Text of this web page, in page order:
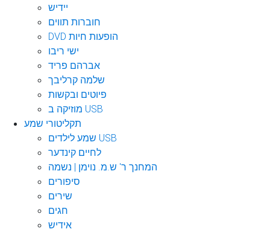
יידיש
חוברות תווים
DVD הופעות חיות
ישי ריבו
אברהם פריד
שלמה קרליבך
פיוטים ובקשות
מוזיקה ב USB
תקליטורי שמע
שמע לילדים USB
לחיים קינדער
המחנך ר' ש.מ. נוימן | נשמה
סיפורים
שירים
חגים
אידיש